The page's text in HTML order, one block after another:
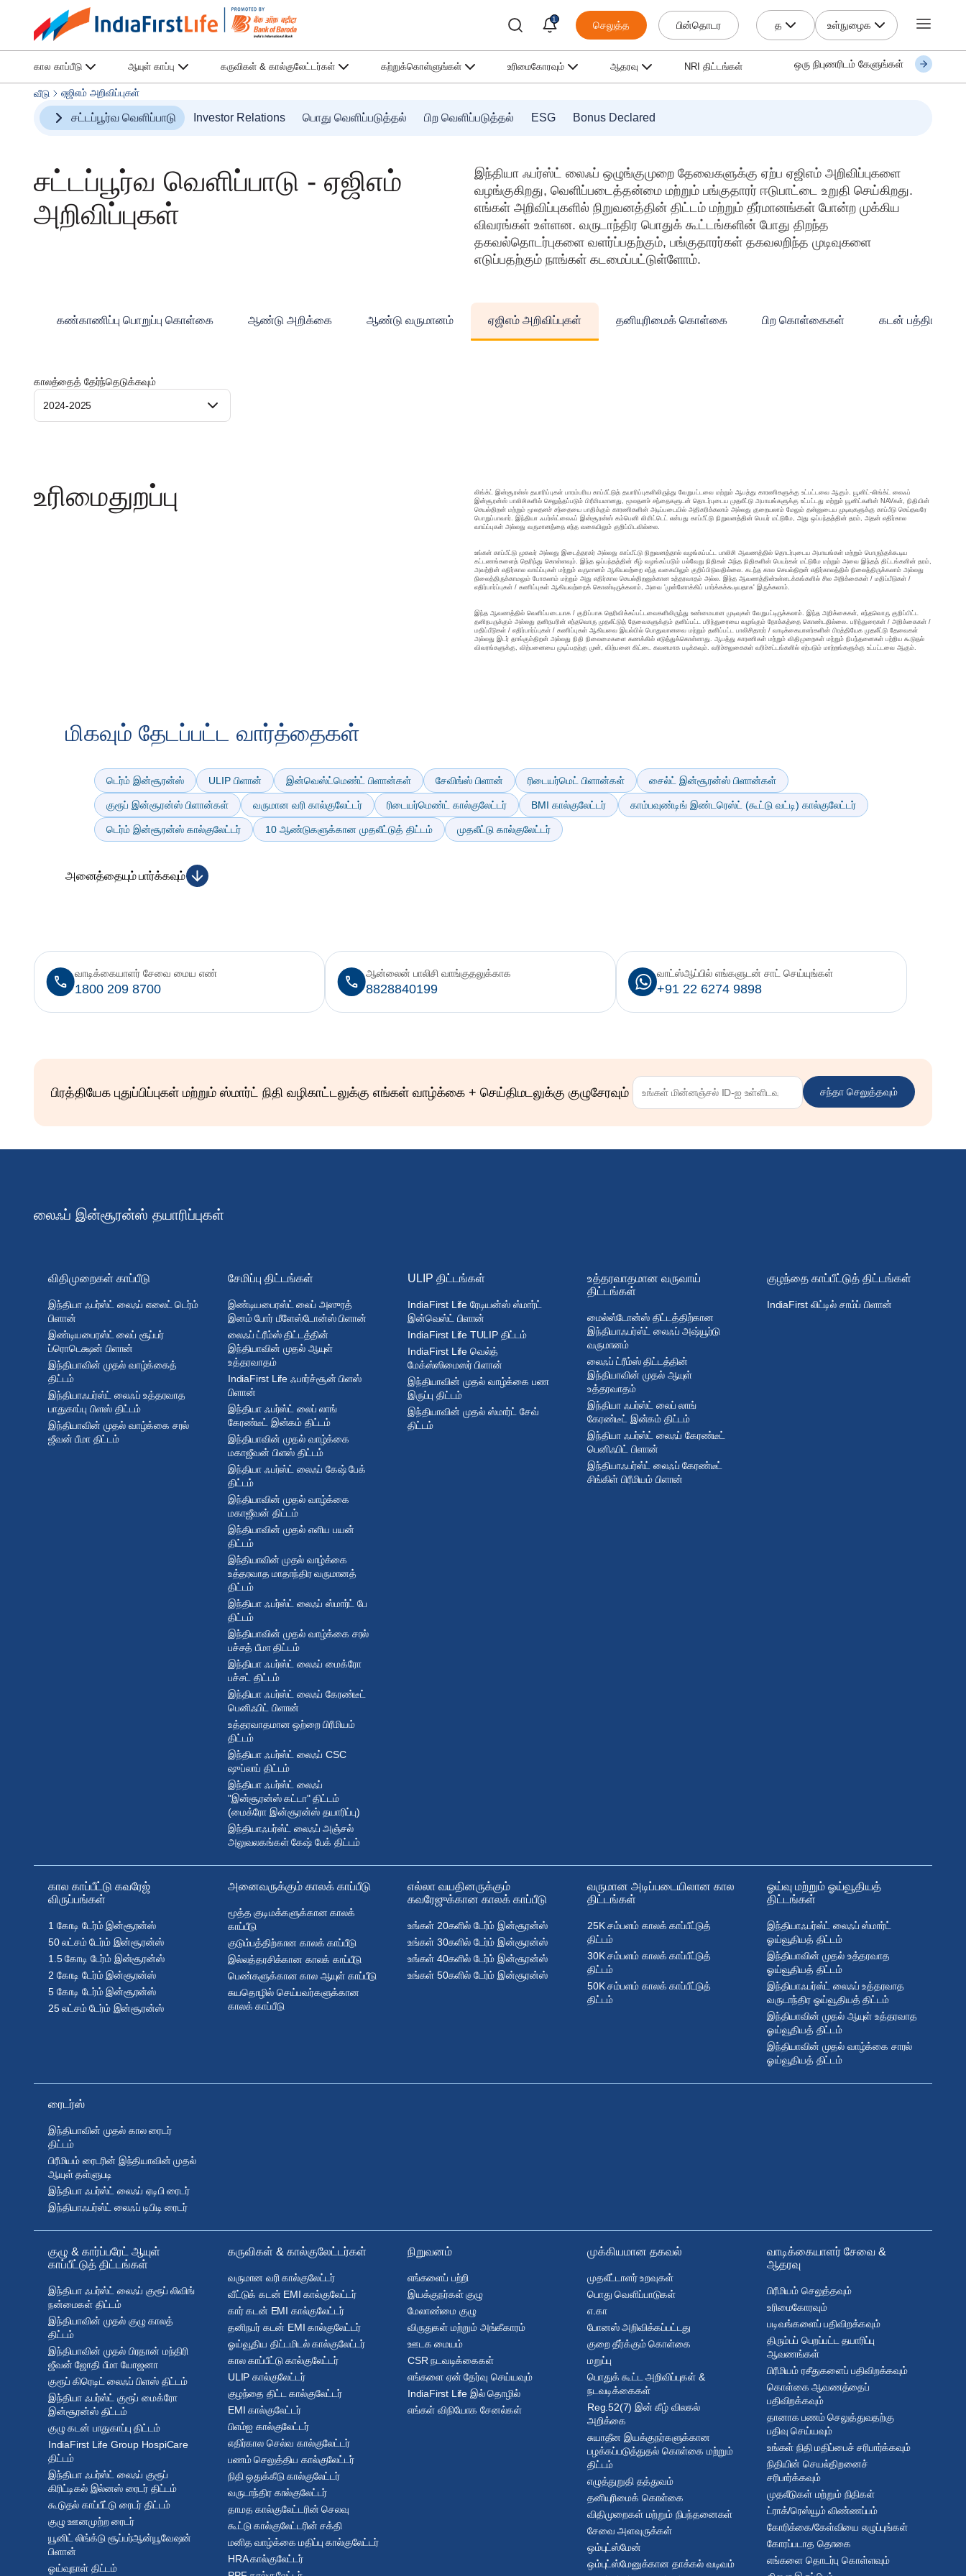
1
செலுத்த பின்தொடர த உள்நுழைக
கால காப்பீடு ஆயுள் காப்பு கருவிகள் & கால்குலேட்டர்கள் கற்றுக்கொள்ளுங்கள் உரிமைகோரவும் ஆதரவு NRI திட்டங்கள் ஒரு நிபுணரிடம் கேளுங்கள்
வீடு ஏஜிஎம் அறிவிப்புகள்
சட்டப்பூர்வ வெளிப்பாடு Investor Relations பொது வெளிப்படுத்தல் பிற வெளிப்படுத்தல் ESG Bonus Declared
சட்டப்பூர்வ வெளிப்பாடு - ஏஜிஎம்
அறிவிப்புகள்
இந்தியா ஃபர்ஸ்ட் லைஃப் ஒழுங்குமுறை தேவைகளுக்கு ஏற்ப ஏஜிஎம் அறிவிப்புகளை
வழங்குகிறது, வெளிப்படைத்தன்மை மற்றும் பங்குதாரர் ஈடுபாட்டை உறுதி செய்கிறது.
எங்கள் அறிவிப்புகளில் நிறுவனத்தின் திட்டம் மற்றும் தீர்மானங்கள் போன்ற முக்கிய
விவரங்கள் உள்ளன. வருடாந்திர பொதுக் கூட்டங்களின் போது திறந்த
தகவல்தொடர்புகளை வளர்ப்பதற்கும், பங்குதாரர்கள் தகவலறிந்த முடிவுகளை
எடுப்பதற்கும் நாங்கள் கடமைப்பட்டுள்ளோம்.
கண்காணிப்பு பொறுப்பு கொள்கை ஆண்டு அறிக்கை ஆண்டு வருமானம் ஏஜிஎம் அறிவிப்புகள் தனியுரிமைக் கொள்கை பிற கொள்கைகள் கடன் பத்திரங்கள்
காலத்தைத் தேர்ந்தெடுக்கவும்
2024-2025
உரிமைதுறப்பு
லிங்க்ட் இன்சூரன்ஸ் தயாரிப்புகள் பாரம்பரிய காப்பீட்டுத் தயாரிப்புகளிலிருந்து வேறுபட்டவை மற்றும் ஆபத்து காரணிகளுக்கு உட்பட்டவை ஆகும். யூனிட்-லிங்க்ட் லைஃப்
இன்சூரன்ஸ் பாலிசிகளில் செலுத்தப்படும் பிரீமியமானது, மூலதனச் சந்தைகளுடன் தொடர்புடைய முதலீட்டு அபாயங்களுக்கு உட்பட்டது மற்றும் யூனிட்களின் NAVகள், நிதியின்
செயல்திறன் மற்றும் மூலதனச் சந்தையை பாதிக்கும் காரணிகளின் அடிப்படையில் அதிகரிக்கலாம் அல்லது குறையலாம் மேலும் தன்னுடைய முடிவுகளுக்கு காப்பீடு செய்தவரே
பொறுப்பாவார். இந்தியா ஃபர்ஸ்ட்லைஃப் இன்சூரன்ஸ் கம்பெனி லிமிட்டெட் என்பது காப்பீட்டு நிறுவனத்தின் பெயர் மட்டுமே, அது ஒப்பந்தத்தின் தரம், அதன் எதிர்கால
வாய்ப்புகள் அல்லது வருமானத்தை எந்த வகையிலும் குறிப்பிடவில்லை.
உங்கள் காப்பீட்டு முகவர் அல்லது இடைத்தரகர் அல்லது காப்பீட்டு நிறுவனத்தால் வழங்கப்பட்ட பாலிசி ஆவணத்தில் தொடர்புடைய அபாயங்கள் மற்றும் பொருந்தக்கூடிய
கட்டணங்களைத் தெரிந்து கொள்ளவும். இந்த ஒப்பந்தத்தின் கீழ் வழங்கப்படும் பல்வேறு நிதிகள் அந்த நிதிகளின் பெயர்கள் மட்டுமே மற்றும் அவை இந்தத் திட்டங்களின் தரம்,
அவற்றின் எதிர்கால வாய்ப்புகள் மற்றும் வருமானம் ஆகியவற்றை எந்த வகையிலும் குறிப்பிடுவதில்லை. கடந்த கால செயல்திறன் எதிர்காலத்தில் நிலைத்திருக்கலாம் அல்லது
நிலைத்திருக்காமலும் போகலாம் மற்றும் அது எதிர்கால செயல்திறனுக்கான உத்தரவாதம் அல்ல. இந்த ஆவணத்தின்உள்ளடக்கங்களில் சில அறிக்கைகள் / மதிப்பீடுகள் /
எதிர்பார்ப்புகள் / கணிப்புகள் ஆகியவற்றைக் கொண்டிருக்கலாம், அவை 'முன்னோக்கிப் பார்க்கக்கூடியதாக' இருக்கலாம்.
இந்த ஆவணத்தில் வெளிப்படையாக / குறிப்பாக தெரிவிக்கப்பட்டவைகளிலிருந்து உண்மையான முடிவுகள் வேறுபட்டிருக்கலாம். இந்த அறிக்கைகள், எந்தவொரு குறிப்பிட்ட
தனிநபருக்கும் அல்லது தனிநபரின் எந்தவொரு முதலீட்டுத் தேவைகளுக்கும் தனிப்பட்ட பரிந்துரையை வழங்கும் நோக்கத்தை கொண்டதில்லை. பரிந்துரைகள் / அறிக்கைகள் /
மதிப்பீடுகள் / எதிர்பார்ப்புகள் / கணிப்புகள் ஆகியவை இயல்பில் பொதுவானவை மற்றும் தனிப்பட்ட பாலிசிதாரர் / வாடிக்கையாளர்களின் பிரத்தியேக முதலீட்டு தேவைகள்
அல்லது இடர் தாங்கும்திறன் அல்லது நிதி நிலைமைகளை கணக்கில் எடுத்துக்கொள்ளாது. ஆபத்து காரணிகள் மற்றும் விதிமுறைகள் மற்றும் நிபந்தனைகள் பற்றிய கூடுதல்
விவரங்களுக்கு, விற்பனையை முடிப்பதற்கு முன், விற்பனை கிட்டை கவனமாக படிக்கவும். வரிச்சலுகைகள் வரிச்சட்டங்களில் ஏற்படும் மாற்றங்களுக்கு உட்பட்டவை ஆகும்.
மிகவும் தேடப்பட்ட வார்த்தைகள்
டெர்ம் இன்சூரன்ஸ் ULIP பிளான் இன்வெஸ்ட்மெண்ட் பிளான்கள் சேவிங்ஸ் பிளான் ரிடையர்மெட் பிளான்கள் சைல்ட் இன்சூரன்ஸ் பிளான்கள்
குரூப் இன்சூரன்ஸ் பிளான்கள் வருமான வரி கால்குலேட்டர் ரிடையர்மெண்ட் கால்குலேட்டர் BMI கால்குலேட்டர் காம்பவுண்டிங் இண்டரெஸ்ட் (கூட்டு வட்டி) கால்குலேட்டர்
டெர்ம் இன்சூரன்ஸ் கால்குலேட்டர் 10 ஆண்டுகளுக்கான முதலீட்டுத் திட்டம் முதலீட்டு கால்குலேட்டர்
அனைத்தையும் பார்க்கவும்
1800 209 8700
வாடிக்கையாளர் சேவை மைய எண்
8828840199
ஆன்லைன் பாலிசி வாங்குதலுக்காக
+91 22 6274 9898
வாட்ஸ்ஆப்பில் எங்களுடன் சாட் செய்யுங்கள்
பிரத்தியேக புதுப்பிப்புகள் மற்றும் ஸ்மார்ட் நிதி வழிகாட்டலுக்கு எங்கள் வாழ்க்கை + செய்திமடலுக்கு குழுசேரவும் சந்தா செலுத்தவும்
லைஃப் இன்சூரன்ஸ் தயாரிப்புகள்
விதிமுறைகள் காப்பீடு
இந்தியா ஃபர்ஸ்ட் லைஃப் எலைட் டெர்ம்
பிளான்
இண்டியபைரஸ்ட் லைப் சூப்பர்
ப்ரொடெக்ஷன் பிளான்
இந்தியாவின் முதல் வாழ்க்கைத்
திட்டம்
இந்தியாஃபர்ஸ்ட் லைஃப் உத்தரவாத
பாதுகாப்பு பிளஸ் திட்டம்
இந்தியாவின் முதல் வாழ்க்கை சரல்
ஜீவன் பீமா திட்டம்
சேமிப்பு திட்டங்கள்
இண்டியபைரஸ்ட் லைப் அஸுரத்
இனம் போர் மீளேஸ்டோன்ஸ் பிளான்
லைஃப் ட்ரீம்ஸ் திட்டத்தின்
இந்தியாவின் முதல் ஆயுள்
உத்தரவாதம்
IndiaFirst Life ஃபார்ச்சூன் பிளஸ்
பிளான்
இந்தியா ஃபர்ஸ்ட் லைப் லாங்
கேரண்டீட் இன்கம் திட்டம்
இந்தியாவின் முதல் வாழ்க்கை
மகாஜீவன் பிளஸ் திட்டம்
இந்தியா ஃபர்ஸ்ட் லைஃப் கேஷ் பேக்
திட்டம்
இந்தியாவின் முதல் வாழ்க்கை
மகாஜீவன் திட்டம்
இந்தியாவின் முதல் எளிய பயன்
திட்டம்
இந்தியாவின் முதல் வாழ்க்கை
உத்தரவாத மாதாந்திர வருமானத்
திட்டம்
இந்தியா ஃபர்ஸ்ட் லைஃப் ஸ்மார்ட் பே
திட்டம்
இந்தியாவின் முதல் வாழ்க்கை சரல்
பச்சத் பீமா திட்டம்
இந்தியா ஃபர்ஸ்ட் லைஃப் மைக்ரோ
பச்சட் திட்டம்
இந்தியா ஃபர்ஸ்ட் லைஃப் கேரண்டீட்
பெனிஃபிட் பிளான்
உத்தரவாதமான ஒற்றை பிரீமியம்
திட்டம்
இந்தியா ஃபர்ஸ்ட் லைஃப் CSC
ஷுப்லாப் திட்டம்
இந்தியா ஃபர்ஸ்ட் லைஃப்
"இன்சூரன்ஸ் கட்டா" திட்டம்
(மைக்ரோ இன்சூரன்ஸ் தயாரிப்பு)
இந்தியாஃபர்ஸ்ட் லைஃப் அஞ்சல்
அலுவலகங்கள் கேஷ் பேக் திட்டம்
ULIP திட்டங்கள்
IndiaFirst Life ரேடியன்ஸ் ஸ்மார்ட்
இன்வெஸ்ட் பிளான்
IndiaFirst Life TULIP திட்டம்
IndiaFirst Life வெல்த்
மேக்ஸ்ஸிமைஸர் பிளான்
இந்தியாவின் முதல் வாழ்க்கை பண
இருப்பு திட்டம்
இந்தியாவின் முதல் ஸ்மார்ட் சேவ்
திட்டம்
உத்தரவாதமான வருவாய்
திட்டங்கள்
மைல்ஸ்டோன்ஸ் திட்டத்திற்கான
இந்தியாஃபர்ஸ்ட் லைஃப் அஷ்யூர்டு
வருமானம்
லைஃப் ட்ரீம்ஸ் திட்டத்தின்
இந்தியாவின் முதல் ஆயுள்
உத்தரவாதம்
இந்தியா ஃபர்ஸ்ட் லைப் லாங்
கேரண்டீட் இன்கம் திட்டம்
இந்தியா ஃபர்ஸ்ட் லைஃப் கேரண்டீட்
பெனிஃபிட் பிளான்
இந்தியாஃபர்ஸ்ட் லைஃப் கேரண்டீட்
சிங்கிள் பிரீமியம் பிளான்
குழந்தை காப்பீட்டுத் திட்டங்கள்
IndiaFirst லிட்டில் சாம்ப் பிளான்
கால காப்பீட்டு கவரேஜ்
விருப்பங்கள்
1 கோடி டேர்ம் இன்சூரன்ஸ்
50 லட்சம் டேர்ம் இன்சூரன்ஸ்
1.5 கோடி டேர்ம் இன்சூரன்ஸ்
2 கோடி டேர்ம் இன்சூரன்ஸ்
5 கோடி டேர்ம் இன்சூரன்ஸ்
25 லட்சம் டேர்ம் இன்சூரன்ஸ்
அனைவருக்கும் காலக் காப்பீடு
மூத்த குடிமக்களுக்கான காலக்
காப்பீடு
குடும்பத்திற்கான காலக் காப்பீடு
இல்லத்தரசிக்கான காலக் காப்பீடு
பெண்களுக்கான கால ஆயுள் காப்பீடு
சுயதொழில் செய்பவர்களுக்கான
காலக் காப்பீடு
எல்லா வயதினருக்கும்
கவரேஜுக்கான காலக் காப்பீடு
உங்கள் 20களில் டேர்ம் இன்சூரன்ஸ்
உங்கள் 30களில் டேர்ம் இன்சூரன்ஸ்
உங்கள் 40களில் டேர்ம் இன்சூரன்ஸ்
உங்கள் 50களில் டேர்ம் இன்சூரன்ஸ்
வருமான அடிப்படையிலான கால
திட்டங்கள்
25K சம்பளம் காலக் காப்பீட்டுத்
திட்டம்
30K சம்பளம் காலக் காப்பீட்டுத்
திட்டம்
50K சம்பளம் காலக் காப்பீட்டுத்
திட்டம்
ஓய்வு மற்றும் ஓய்வூதியத்
திட்டங்கள்
இந்தியாஃபர்ஸ்ட் லைஃப் ஸ்மார்ட்
ஓய்வூதியத் திட்டம்
இந்தியாவின் முதல் உத்தரவாத
ஓய்வூதியத் திட்டம்
இந்தியாஃபர்ஸ்ட் லைஃப் உத்தரவாத
வருடாந்திர ஓய்வூதியத் திட்டம்
இந்தியாவின் முதல் ஆயுள் உத்தரவாத
ஓய்வூதியத் திட்டம்
இந்தியாவின் முதல் வாழ்க்கை சாரல்
ஓய்வூதியத் திட்டம்
ரைடர்ஸ்
இந்தியாவின் முதல் கால ரைடர்
திட்டம்
பிரீமியம் ரைடரின் இந்தியாவின் முதல்
ஆயுள் தள்ளுபடி
இந்தியா ஃபர்ஸ்ட் லைஃப் ஏடிபி ரைடர்
இந்தியாஃபர்ஸ்ட் லைஃப் டிபிடி ரைடர்
குழு & கார்ப்பரேட் ஆயுள்
காப்பீட்டுத் திட்டங்கள்
இந்தியா ஃபர்ஸ்ட் லைஃப் குரூப் லிவிங்
நன்மைகள் திட்டம்
இந்தியாவின் முதல் குழு காலத்
திட்டம்
இந்தியாவின் முதல் பிரதான் மந்திரி
ஜீவன் ஜோதி பீமா யோஜனா
குரூப் கிரெடிட் லைஃப் பிளஸ் திட்டம்
இந்தியா ஃபர்ஸ்ட் குரூப் மைக்ரோ
இன்சூரன்ஸ் திட்டம்
குழு கடன் பாதுகாப்பு திட்டம்
IndiaFirst Life Group HospiCare
திட்டம்
இந்தியா ஃபர்ஸ்ட் லைஃப் குரூப்
கிரிட்டிகல் இல்னஸ் ரைடர் திட்டம்
கூடுதல் காப்பீட்டு ரைடர் திட்டம்
குழு ஊனமுற்ற ரைடர்
யூனிட் லிங்க்டு சூப்பர்ஆன்யூவேஷன்
பிளான்
ஓய்வுநாள் திட்டம்
கருவிகள் & கால்குலேட்டர்கள்
வருமான வரி கால்குலேட்டர்
வீட்டுக் கடன் EMI கால்குலேட்டர்
கார் கடன் EMI கால்குலேட்டர்
தனிநபர் கடன் EMI கால்குலேட்டர்
ஓய்வூதிய திட்டமிடல் கால்குலேட்டர்
கால காப்பீட்டு கால்குலேட்டர்
ULIP கால்குலேட்டர்
குழந்தை திட்ட கால்குலேட்டர்
EMI கால்குலேட்டர்
பிஎம்ஐ கால்குலேட்டர்
எதிர்கால செல்வ கால்குலேட்டர்
பணம் செலுத்திய கால்குலேட்டர்
நிதி ஒதுக்கீடு கால்குலேட்டர்
வருடாந்திர கால்குலேட்டர்
தாமத கால்குலேட்டரின் செலவு
கூட்டு கால்குலேட்டரின் சக்தி
மனித வாழ்க்கை மதிப்பு கால்குலேட்டர்
HRA கால்குலேட்டர்
நிறுவனம்
எங்களைப் பற்றி
இயக்குநர்கள் குழு
மேலாண்மை குழு
விருதுகள் மற்றும் அங்கீகாரம்
ஊடக மையம்
CSR நடவடிக்கைகள்
எங்களை ஏன் தேர்வு செய்யவும்
IndiaFirst Life இல் தொழில்
எங்கள் விநியோக சேனல்கள்
முக்கியமான தகவல்
முதலீட்டாளர் உறவுகள்
பொது வெளிப்பாடுகள்
எ.கா
போனஸ் அறிவிக்கப்பட்டது
குறை தீர்க்கும் கொள்கை
மறுப்பு
பொதுக் கூட்ட அறிவிப்புகள் &
நடவடிக்கைகள்
Reg.52(7) இன் கீழ் விலகல்
அறிக்கை
சுயாதீன இயக்குநர்களுக்கான
பழக்கப்படுத்துதல் கொள்கை மற்றும்
திட்டம்
எழுத்துறுதி தத்துவம்
தனியுரிமைக் கொள்கை
விதிமுறைகள் மற்றும் நிபந்தனைகள்
சேவை அளவுருக்கள்
ஒம்புட்ஸ்மேன்
ஒம்புட்ஸ்மேனுக்கான தாக்கல் வடிவம்
வாடிக்கையாளர் சேவை &
ஆதரவு
பிரீமியம் செலுத்தவும்
உரிமைகோரவும்
படிவங்களைப் பதிவிறக்கவும்
திரும்பப் பெறப்பட்ட தயாரிப்பு
ஆவணங்கள்
பிரீமியம் ரசீதுகளைப் பதிவிறக்கவும்
கொள்கை ஆவணத்தைப்
பதிவிறக்கவும்
தானாக பணம் செலுத்துவதற்கு
பதிவு செய்யவும்
உங்கள் நிதி மதிப்பைச் சரிபார்க்கவும்
நிதியின் செயல்திறனைச்
சரிபார்க்கவும்
முதலீடுகள் மற்றும் நிதிகள்
ட்ராக்/ரெஸ்யூம் விண்ணப்பம்
கோரிக்கை/கேள்வியை எழுப்புங்கள்
கோரப்படாத தொகை
எங்களை தொடர்பு கொள்ளவும்